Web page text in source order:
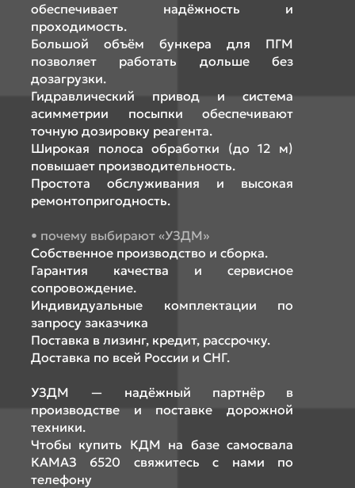
обеспечивает надёжность и
проходимость.
Большой объём бункера для ПГМ
позволяет работать дольше без
дозагрузки.
Гидравлический привод и система
асимметрии посыпки обеспечивают
точную дозировку реагента.
Широкая полоса обработки (до 12 м)
повышает производительность.
Простота обслуживания и высокая
ремонтопригодность.
почему выбирают «УЗДМ»
Собственное производство и сборка.
Гарантия качества и сервисное
сопровождение.
Индивидуальные комплектации по
запросу заказчика
Поставка в лизинг, кредит, рассрочку.
Доставка по всей России и СНГ.
УЗДМ — надёжный партнёр в
производстве и поставке дорожной
техники.
Чтобы купить КДМ на базе самосвала
КАМАЗ 6520 свяжитесь с нами по
телефону